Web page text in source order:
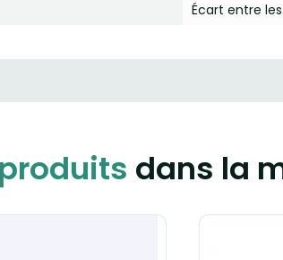
Écart entre
dans la